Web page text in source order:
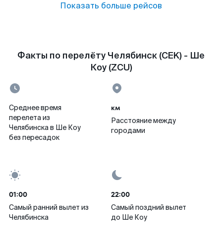
Показать больше рейсов
Факты по перелёту Челябинск (CEK) - Ше
Коу (ZCU)
Среднее время
перелета из
Челябинска в Ше Коу
без пересадок
км
Расстояние между
городами
01:00
Самый ранний вылет из
Челябинска
22:00
Самый поздний вылет
до Ше Коу